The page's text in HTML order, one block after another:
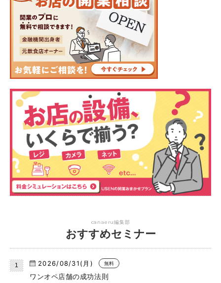
canaeru編集部
おすすめセミナー
2026/08/31(月) 無料
ワンオペ店舗の成功法則